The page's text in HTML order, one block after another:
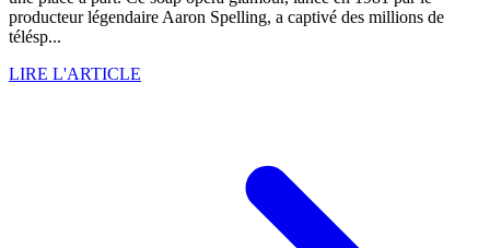
producteur légendaire Aaron Spelling, a captivé des millions de
télésp...
LIRE L'ARTICLE